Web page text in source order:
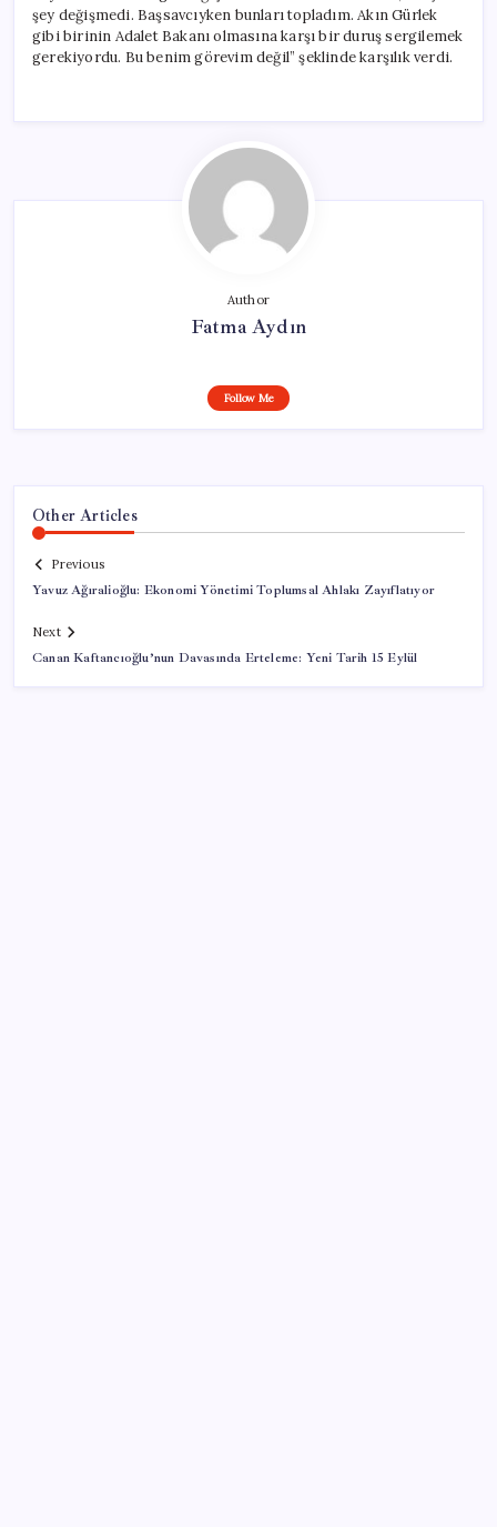
şey değişmedi. Başsavcıyken bunları topladım. Akın Gürlek
gibi birinin Adalet Bakanı olmasına karşı bir duruş sergilemek
gerekiyordu. Bu benim görevim değil” şeklinde karşılık verdi.
Author
Fatma Aydın
Follow Me
Other Articles
Previous
Yavuz Ağıralioğlu: Ekonomi Yönetimi Toplumsal Ahlakı Zayıflatıyor
Next
Canan Kaftancıoğlu’nun Davasında Erteleme: Yeni Tarih 15 Eylül